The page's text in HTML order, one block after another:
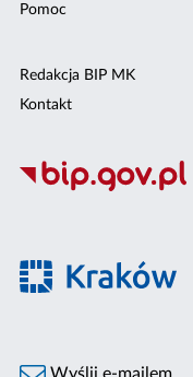
Pomoc
Redakcja BIP MK
Kontakt